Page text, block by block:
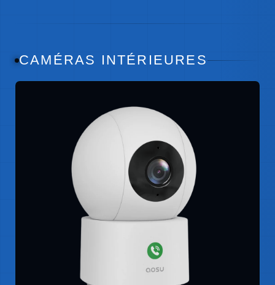
CAMÉRAS INTÉRIEURES